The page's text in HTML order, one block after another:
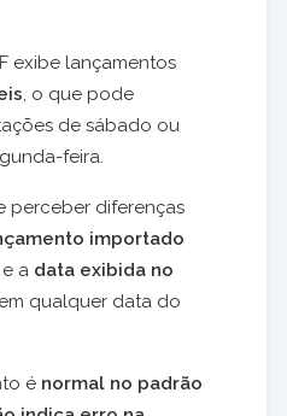
exibe lançamentos
, o que pode
de sábado ou
feira.
perceber diferenças
importado
e a data exibida no
em qualquer data do
é normal no padrão